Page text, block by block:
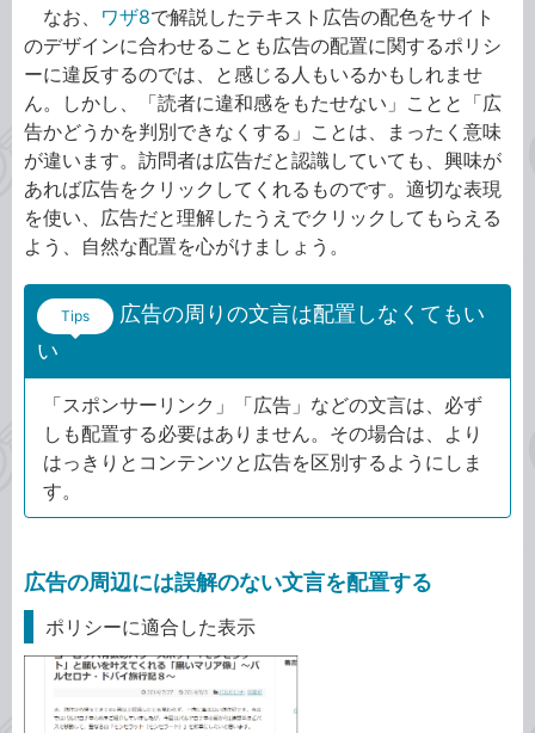
なお、 ワザ8で解説したテキスト広告の配色をサイト
のデザインに合わせることも広告の配置に関するポリシ
ーに違反するのでは、と感じる人もいるかもしれませ
ん。しかし、「読者に違和感をもたせない」ことと「広
告かどうかを判別できなくする」ことは、まったく意味
が違います。訪問者は広告だと認識していても、興味が
あれば広告をクリックしてくれるものです。適切な表現
を使い、広告だと理解したうえでクリックしてもらえる
よう、自然な配置を心がけましょう。
Tips
広告の周りの文言は配置しなくてもい
い
「スポンサーリンク」「広告」などの文言は、必ず
しも配置する必要はありません。その場合は、より
はっきりとコンテンツと広告を区別するようにしま
す。
広告の周辺には誤解のない文言を配置する
ポリシーに適合した表示